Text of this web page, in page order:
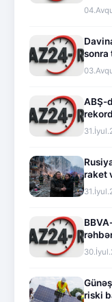
sonra
ABŞ-
raket
riski